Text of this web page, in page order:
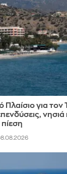
Πλαίσιο για τον
νησιά